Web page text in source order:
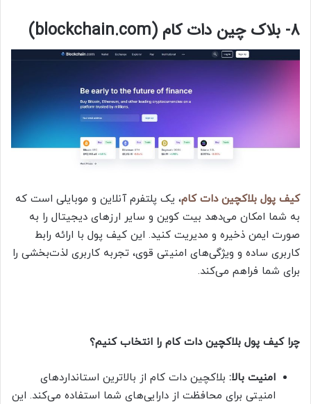
8- بلاک چین دات کام (blockchain.com)
کیف پول بلاکچین دات کام، یک پلتفرم آنلاین و موبایلی است که
به شما امکان می‌دهد بیت کوین و سایر ارزهای دیجیتال را به
صورت ایمن ذخیره و مدیریت کنید. این کیف پول با ارائه رابط
کاربری ساده و ویژگی‌های امنیتی قوی، تجربه کاربری لذت‌بخشی را
برای شما فراهم می‌کند.
چرا کیف پول بلاکچین دات کام را انتخاب کنیم؟
امنیت بالا: بلاکچین دات کام از بالاترین استانداردهای
امنیتی برای محافظت از دارایی‌های شما استفاده می‌کند. این